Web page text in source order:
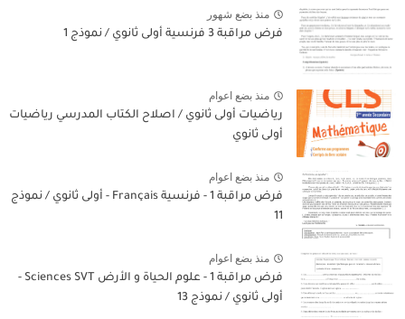
منذ بضع شهور
فرض مراقبة 3 فرنسية أولى ثانوي / نموذج 1
منذ بضع اعوام
رياضيات أولى ثانوي / اصلاح الكتاب المدرسي رياضيات
أولى ثانوي
منذ بضع اعوام
فرض مراقبة 1 - فرنسية Français - أولى ثانوي / نموذج
11
منذ بضع اعوام
فرض مراقبة 1 - علوم الحياة و الأرض Sciences SVT -
أولى ثانوي / نموذج 13